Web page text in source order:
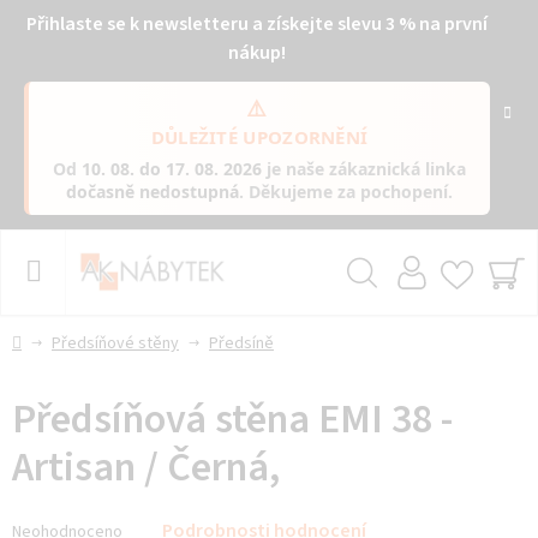
Přihlaste se k newsletteru a získejte slevu 3 % na první
nákup!
⚠️
DŮLEŽITÉ UPOZORNĚNÍ
Od 10. 08. do 17. 08. 2026 je naše zákaznická linka
dočasně nedostupná. Děkujeme za pochopení.
DomůPředsíňové stěny Předsíně
Předsíňová stěna EMI 38 -
Artisan / Černá,
Neohodnoceno Podrobnosti hodnocení